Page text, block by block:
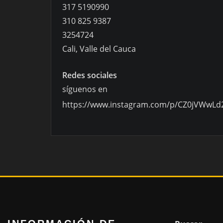
317 5190990
310 825 9387
3254724
Cali, Valle del Cauca
Redes sociales
síguenos en
https://www.instagram.com/p/